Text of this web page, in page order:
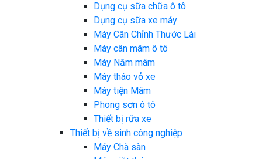
Dụng cụ sữa chữa ô tô
Dụng cụ sữa xe máy
Máy Cân Chỉnh Thước Lái
Máy cân mâm ô tô
Máy Năm mâm
Máy tháo vỏ xe
Máy tiện Mâm
Phong sơn ô tô
Thiết bị rữa xe
Thiết bị về sinh công nghiệp
Máy Chà sàn